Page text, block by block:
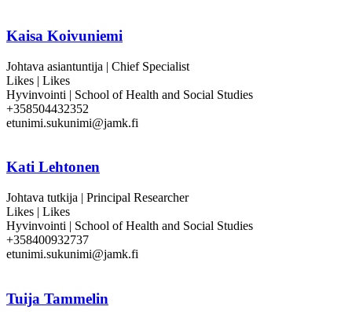
Kaisa Koivuniemi
Johtava asiantuntija | Chief Specialist
Likes | Likes
Hyvinvointi | School of Health and Social Studies
+358504432352
etunimi.sukunimi@jamk.fi
Kati Lehtonen
Johtava tutkija | Principal Researcher
Likes | Likes
Hyvinvointi | School of Health and Social Studies
+358400932737
etunimi.sukunimi@jamk.fi
Tuija Tammelin